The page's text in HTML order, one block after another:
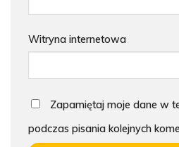
Witryna internetowa
Zapamiętaj moje dane w
podczas pisania kolejnych